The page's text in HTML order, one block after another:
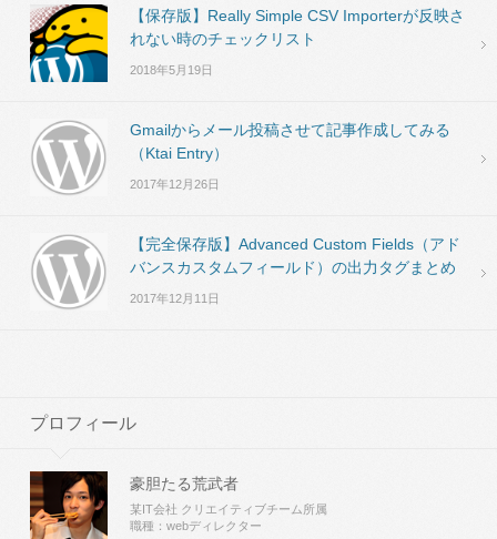
【保存版】Really Simple CSV Importerが反映さ
れない時のチェックリスト
2018年5月19日
Gmailからメール投稿させて記事作成してみる
（Ktai Entry）
2017年12月26日
【完全保存版】Advanced Custom Fields（アド
バンスカスタムフィールド）の出力タグまとめ
2017年12月11日
プロフィール
豪胆たる荒武者
某IT会社 クリエイティブチーム所属
職種：webディレクター